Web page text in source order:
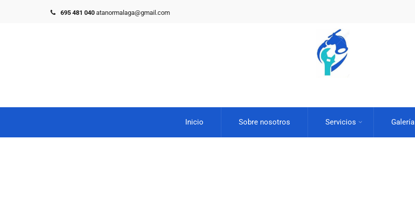
695 481 040 atanormalaga@gmail.com
Inicio Sobre nosotros Servicios Galería